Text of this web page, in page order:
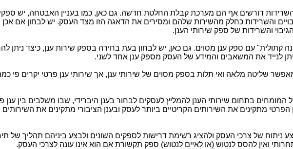
והשרידות דורשים אף הם מערכת קבלת החלטת חדשה. גם כאן, כמו בעניין האבטחה, יש ספקי
והשרידות כחלק מהשירות שלהם ומסירים את הדאגה הזו מצד העסק. יש לבחון אם אכן
והשרידות של ספק שירותי הענן.
קתולית" עם ספק ענן מסוים. גם כאן, יש לבחון בעת בחירה בספק שירות ענן, כיצד ניתן
לנייד את המשאבים והמידע של העסק מספק ענן אחד לשני.
שליטה מלאה ואי תלות בספק מסוים של שירותי ענן, אך שירותי ענן פרטי יקרים פי
המומחים בתחום שירותי הענן להמליץ לעסקים לבחור בענן היברידי, שבו משלבים בין ענן
הפרטי מתקינים את השירותים הקריטיים ביותר לעסק ובענן הציבורי מתקינים את
ניתוח של צרכי העסק ולהציג רשימת דרישות לספקים השונים ולבצע ביניהם תהליך של
ואין להסס לנטוש (או לאיים לנטוש) ספק תקשורת אם הוא אינו עונה לצרכי העסק.